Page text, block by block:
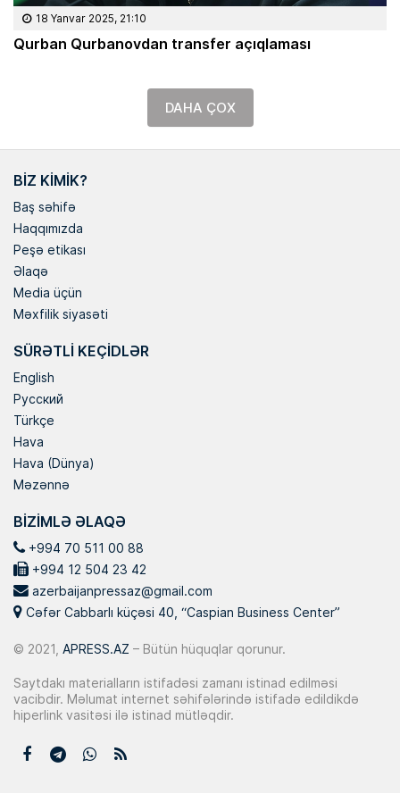
18 Yanvar 2025, 21:10
Qurban Qurbanovdan transfer açıqlaması
DAHA ÇOX
BIZ KIMIK?
Baş səhifə
Haqqımızda
Peşə etikası
Əlaqə
Media üçün
Məxfilik siyasəti
SÜRƏTLI KEÇIDLƏR
English
Русский
Türkçe
Hava
Hava (Dünya)
Məzənnə
BIZIMLƏ ƏLAQƏ
+994 70 511 00 88
+994 12 504 23 42
azerbaijanpressaz@gmail.com
Cəfər Cabbarlı küçəsi 40, “Caspian Business Center”
© 2021, APRESS.AZ – Bütün hüquqlar qorunur.
Saytdakı materialların istifadəsi zamanı istinad edilməsi
vacibdir. Məlumat internet səhifələrində istifadə edildikdə
hiperlink vasitəsi ilə istinad mütləqdir.